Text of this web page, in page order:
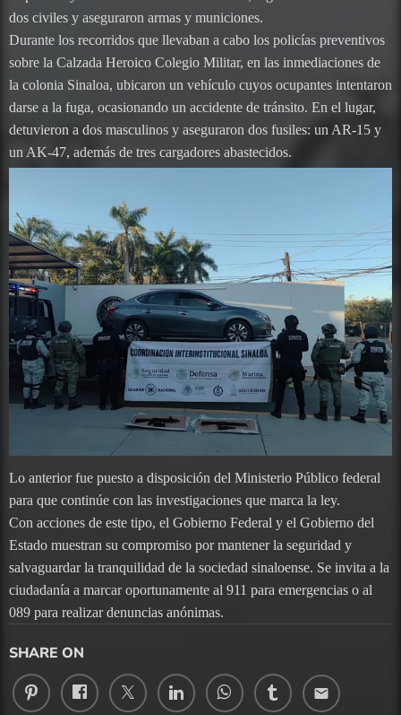
dos civiles y aseguraron armas y municiones.
Durante los recorridos que llevaban a cabo los policías preventivos
sobre la Calzada Heroico Colegio Militar, en las inmediaciones de
la colonia Sinaloa, ubicaron un vehículo cuyos ocupantes intentaron
darse a la fuga, ocasionando un accidente de tránsito. En el lugar,
detuvieron a dos masculinos y aseguraron dos fusiles: un AR-15 y
un AK-47, además de tres cargadores abastecidos.
Lo anterior fue puesto a disposición del Ministerio Público federal
para que continúe con las investigaciones que marca la ley.
Con acciones de este tipo, el Gobierno Federal y el Gobierno del
Estado muestran su compromiso por mantener la seguridad y
salvaguardar la tranquilidad de la sociedad sinaloense. Se invita a la
ciudadanía a marcar oportunamente al 911 para emergencias o al
089 para realizar denuncias anónimas.
SHARE ON
email